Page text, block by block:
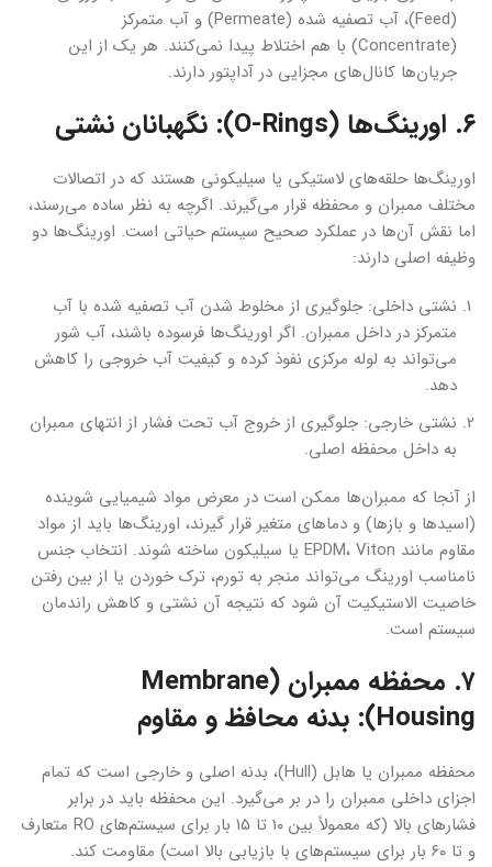
(Feed)، آب تصفیه شده (Permeate) و آب متمرکز
(Concentrate) با هم اختلاط پیدا نمی‌کنند. هر یک از این
جریان‌ها کانال‌های مجزایی در آداپتور دارند.
۶. اورینگ‌ها (O-Rings): نگهبانان نشتی
اورینگ‌ها حلقه‌های لاستیکی یا سیلیکونی هستند که در اتصالات
مختلف ممبران و محفظه قرار می‌گیرند. اگرچه به نظر ساده می‌رسند،
اما نقش آن‌ها در عملکرد صحیح سیستم حیاتی است. اورینگ‌ها دو
وظیفه اصلی دارند:
نشتی داخلی: جلوگیری از مخلوط شدن آب تصفیه شده با آب
متمرکز در داخل ممبران. اگر اورینگ‌ها فرسوده باشند، آب شور
می‌تواند به لوله مرکزی نفوذ کرده و کیفیت آب خروجی را کاهش
دهد.
نشتی خارجی: جلوگیری از خروج آب تحت فشار از انتهای ممبران
به داخل محفظه اصلی.
از آنجا که ممبران‌ها ممکن است در معرض مواد شیمیایی شوینده
(اسیدها و بازها) و دماهای متغیر قرار گیرند، اورینگ‌ها باید از مواد
مقاوم مانند EPDM، Viton یا سیلیکون ساخته شوند. انتخاب جنس
نامناسب اورینگ می‌تواند منجر به تورم، ترک خوردن یا از بین رفتن
خاصیت الاستیکیت آن شود که نتیجه آن نشتی و کاهش راندمان
سیستم است.
۷. محفظه ممبران (Membrane
Housing): بدنه محافظ و مقاوم
محفظه ممبران یا هابل (Hull)، بدنه اصلی و خارجی است که تمام
اجزای داخلی ممبران را در بر می‌گیرد. این محفظه باید در برابر
فشارهای بالا (که معمولاً بین ۱۰ تا ۱۵ بار برای سیستم‌های RO متعارف
و تا ۶۰ بار برای سیستم‌های با بازیابی بالا است) مقاومت کند.